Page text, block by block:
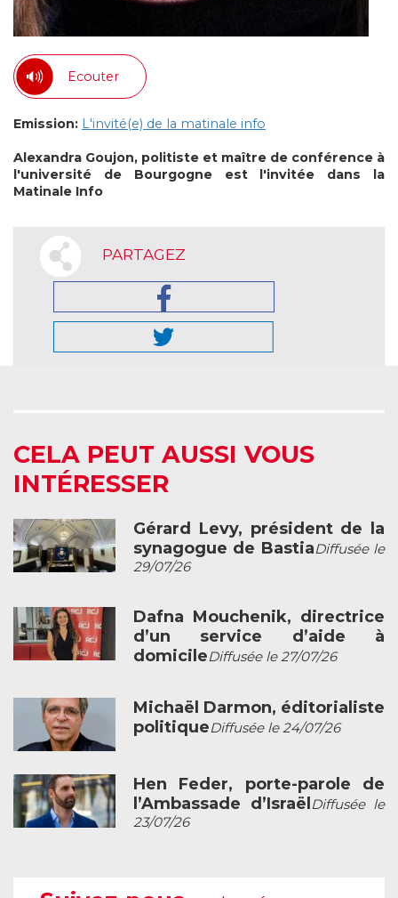
Ecouter
Emission: L'invité(e) de la matinale info
Alexandra Goujon, politiste et maître de conférence à
l'université de Bourgogne est l'invitée dans la
Matinale Info
PARTAGEZ
CELA PEUT AUSSI VOUS
INTÉRESSER
Gérard Levy, président de la
synagogue de BastiaDiffusée le
29/07/26
Dafna Mouchenik, directrice
d’un service d’aide à
domicileDiffusée le 27/07/26
Michaël Darmon, éditorialiste
politiqueDiffusée le 24/07/26
Hen Feder, porte-parole de
l’Ambassade d’Israël Diffusée le
23/07/26